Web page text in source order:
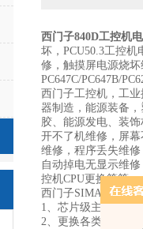
西门子840D工控机
坏，PCU50.3工控
修，触摸屏电源烧坏
PC647C/PC647B/
西门子工控机，工
器制造，能源装备
胶、能源发电、装
开不了机维修，屏
维修，程序丢失维
自动掉电无显示维
控机CPU更换等等
西门子SIMATIC
1、芯片级主板维修,
2、更换各类工控配